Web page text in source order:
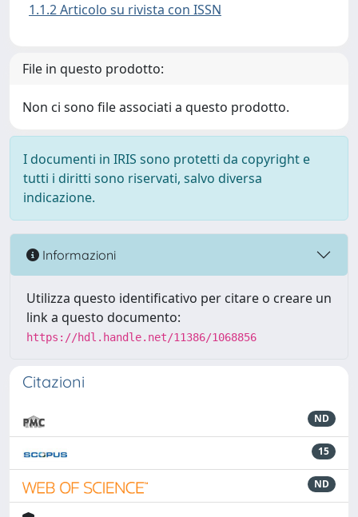
1.1.2 Articolo su rivista con ISSN
File in questo prodotto:
Non ci sono file associati a questo prodotto.
I documenti in IRIS sono protetti da copyright e
tutti i diritti sono riservati, salvo diversa
indicazione.
Informazioni
Utilizza questo identificativo per citare o creare un
link a questo documento:
https://hdl.handle.net/11386/1068856
Citazioni
ND
15
ND